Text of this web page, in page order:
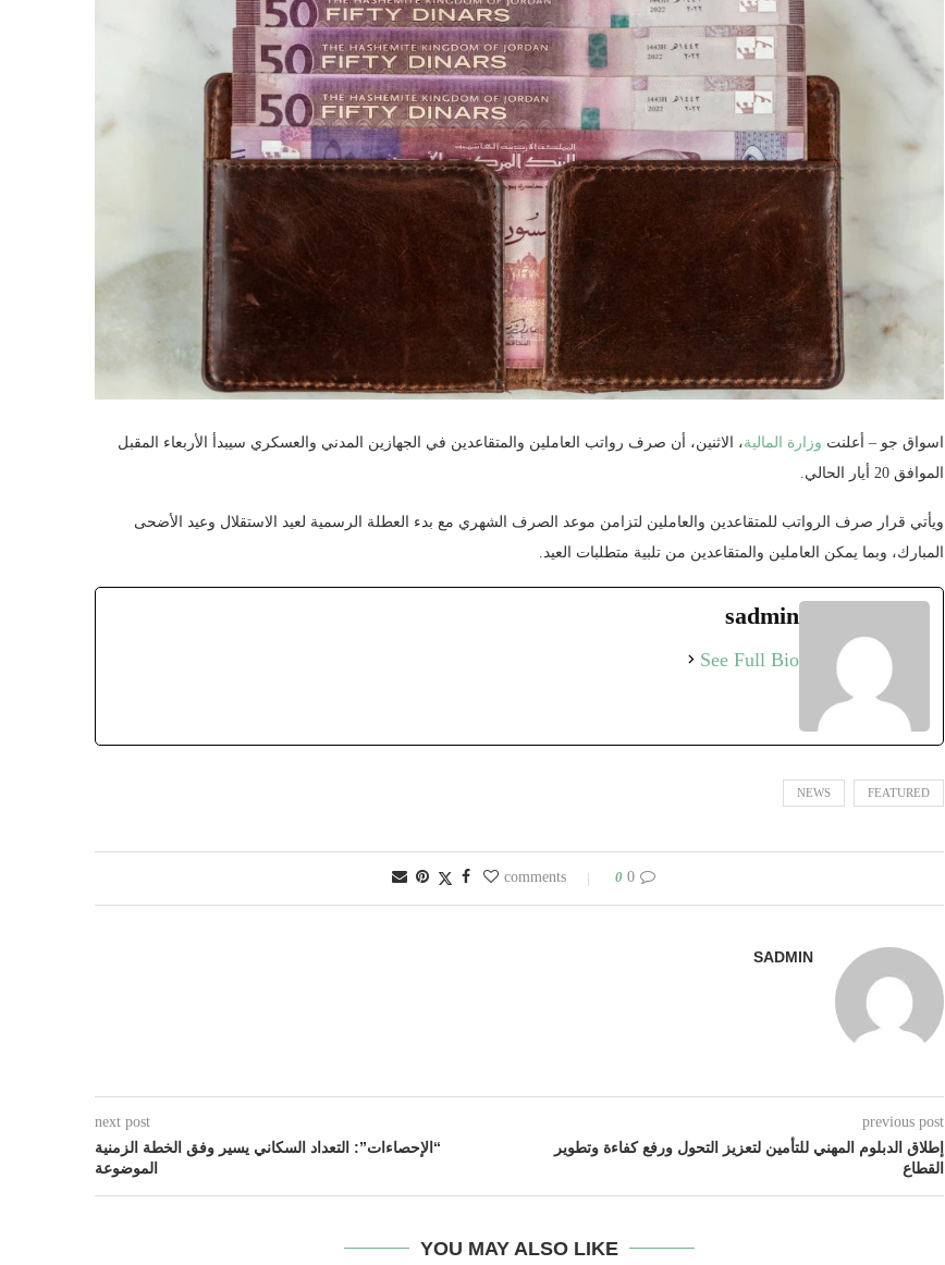
اسواق جو – أعلنت وزارة المالية، الاثنين، أن صرف رواتب العاملين والمتقاعدين في الجهازين المدني والعسكري سيبدأ الأربعاء المقبل
الموافق 20 أيار الحالي.
ويأتي قرار صرف الرواتب للمتقاعدين والعاملين لتزامن موعد الصرف الشهري مع بدء العطلة الرسمية لعيد الاستقلال وعيد الأضحى
المبارك، وبما يمكن العاملين والمتقاعدين من تلبية متطلبات العيد.
sadmin
See Full Bio
FEATURED
NEWS
0 comments
0
SADMIN
previous post
إطلاق الدبلوم المهني للتأمين لتعزيز التحول ورفع كفاءة وتطوير
القطاع
next post
“الإحصاءات”: التعداد السكاني يسير وفق الخطة الزمنية
الموضوعة
YOU MAY ALSO LIKE